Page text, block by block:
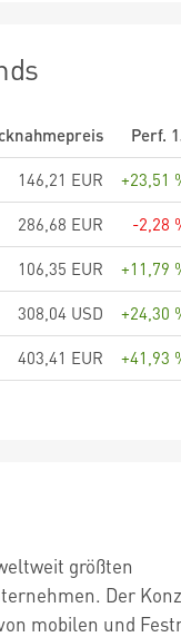
Perf.
146,21 EUR
+23,51
286,68 EUR
-2,28
106,35 EUR
+11,79
308,04 USD
+24,30
403,41 EUR +41,93
größten
Der
mobilen und